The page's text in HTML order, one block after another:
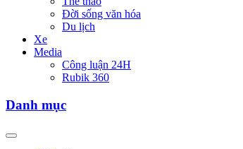
Đời sống văn hóa
Du lịch
Xe
Media
Công luận 24H
Rubik 360
Danh mục